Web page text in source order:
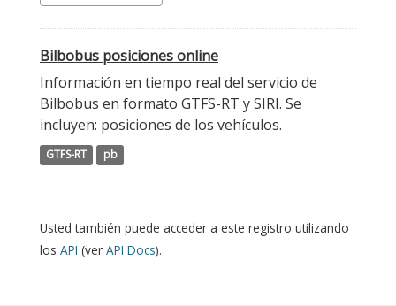
Bilbobus posiciones online
Información en tiempo real del servicio de
Bilbobus en formato GTFS-RT y SIRI. Se
incluyen: posiciones de los vehículos.
GTFS-RT pb
Usted también puede acceder a este registro utilizando
los API (ver API Docs).